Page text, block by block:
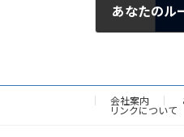
あなたのル
会社案内
リンクについて